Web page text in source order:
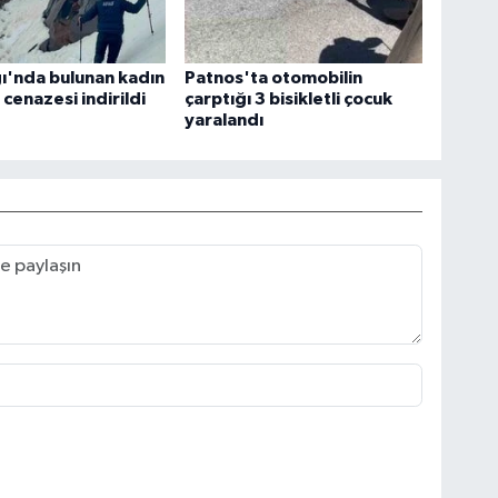
bulunan kadın
cenazesi indirildi
Patnos'ta otomobilin
çarptığı 3 bisikletli çocuk
yaralandı